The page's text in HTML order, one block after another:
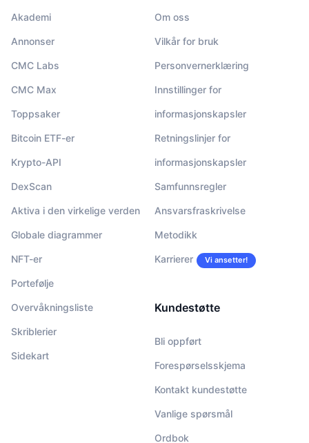
Akademi
Annonser
CMC Labs
CMC Max
Toppsaker
Bitcoin ETF-er
Krypto-API
DexScan
Aktiva i den virkelige verden
Globale diagrammer
NFT-er
Portefølje
Overvåkningsliste
Skriblerier
Sidekart
Om oss
Vilkår for bruk
Personvernerklæring
Innstillinger for
informasjonskapsler
Retningslinjer for
informasjonskapsler
Samfunnsregler
Ansvarsfraskrivelse
Metodikk
Karrierer Vi ansetter!
Kundestøtte
Bli oppført
Forespørselsskjema
Kontakt kundestøtte
Vanlige spørsmål
Ordbok